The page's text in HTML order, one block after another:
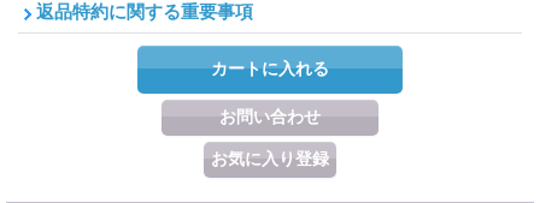
返品特約に関する重要事項